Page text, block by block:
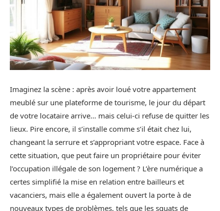
Imaginez la scène : après avoir loué votre appartement
meublé sur une plateforme de tourisme, le jour du départ
de votre locataire arrive… mais celui-ci refuse de quitter les
lieux. Pire encore, il s’installe comme s’il était chez lui,
changeant la serrure et s’appropriant votre espace. Face à
cette situation, que peut faire un propriétaire pour éviter
l’occupation illégale de son logement ? L’ère numérique a
certes simplifié la mise en relation entre bailleurs et
vacanciers, mais elle a également ouvert la porte à de
nouveaux types de problèmes, tels que les squats de